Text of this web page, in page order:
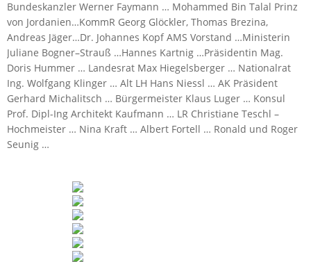
Bundeskanzler Werner Faymann … Mohammed Bin Talal Prinz
von Jordanien…KommR Georg Glöckler, Thomas Brezina,
Andreas Jäger…Dr. Johannes Kopf AMS Vorstand …Ministerin
Juliane Bogner–Strauß …Hannes Kartnig …Präsidentin Mag.
Doris Hummer … Landesrat Max Hiegelsberger … Nationalrat
Ing. Wolfgang Klinger … Alt LH Hans Niessl … AK Präsident
Gerhard Michalitsch … Bürgermeister Klaus Luger … Konsul
Prof. Dipl-Ing Architekt Kaufmann … LR Christiane Teschl –
Hochmeister … Nina Kraft … Albert Fortell … Ronald und Roger
Seunig …